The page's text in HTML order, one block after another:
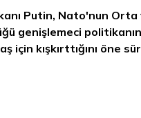
Putin, Nato'nun Orta
genişlemeci politikanın
için kışkırttığını öne